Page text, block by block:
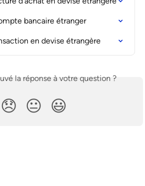
bancaire étranger
en devise étrangère
la réponse à votre question ?
😞 😐 😃